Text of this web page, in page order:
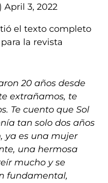
April 3, 2022
el texto completo
la revista
20 años desde
extrañamos, te
Te cuento que Sol
tan solo dos años
ya es una mujer
una hermosa
mucho y se
fundamental,